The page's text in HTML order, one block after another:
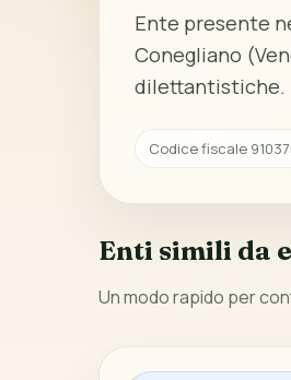
Ente presente
Conegliano
dilettantistiche.
Codice fiscale
Enti simili da
Un modo rapido per